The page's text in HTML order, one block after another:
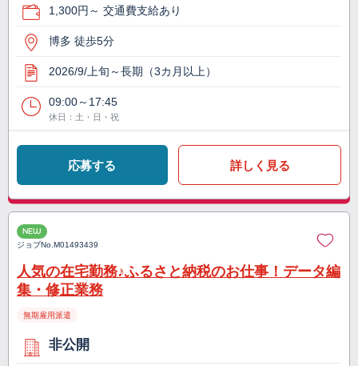
1,300円～ 交通費支給あり
博多 徒歩5分
2026/9/上旬～長期（3カ月以上）
09:00～17:45
休日：土・日・祝
応募する 詳しく見る
NEW
ジョブNo.M01493439
人気の在宅勤務♪ふるさと納税のお仕事！データ編
集・修正業務
無期雇用派遣
非公開